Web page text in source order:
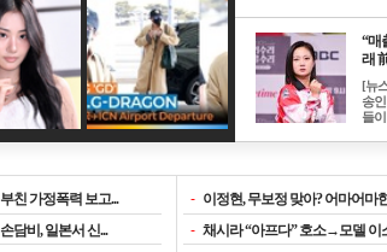
“매
래
[뉴
송
들이
부친 가정폭력 보고...
손담비, 일본서 신...
- 이정현, 무보정 맞아? 어마어마
- 채시라 “아프다” 호소→모델 이